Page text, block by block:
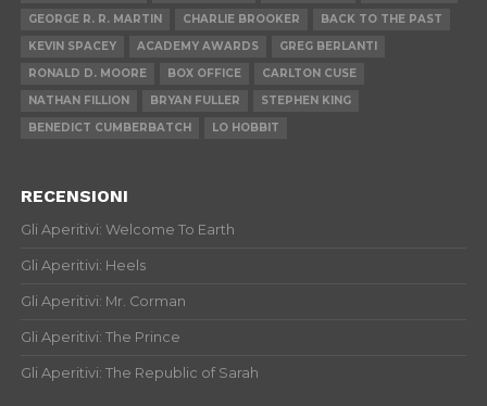
GEORGE R. R. MARTIN
CHARLIE BROOKER
BACK TO THE PAST
KEVIN SPACEY
ACADEMY AWARDS
GREG BERLANTI
RONALD D. MOORE
BOX OFFICE
CARLTON CUSE
NATHAN FILLION
BRYAN FULLER
STEPHEN KING
BENEDICT CUMBERBATCH
LO HOBBIT
RECENSIONI
Gli Aperitivi: Welcome To Earth
Gli Aperitivi: Heels
Gli Aperitivi: Mr. Corman
Gli Aperitivi: The Prince
Gli Aperitivi: The Republic of Sarah